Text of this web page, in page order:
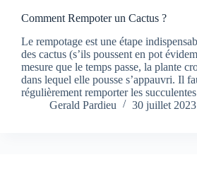
Comment Rempoter un Cactus ?
Le rempotage est une étape
des cactus (s’ils poussent en pot
mesure que le temps passe, la plante
dans lequel elle pousse s’appauvri. Il
régulièrement remporter les
Gerald Pardieu
30 juillet 2023